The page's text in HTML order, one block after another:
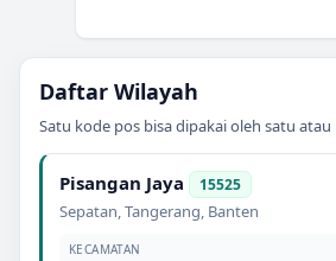
Daftar Wilayah
Satu kode pos bisa dipakai oleh satu
Pisangan Jaya 15525
Sepatan,Tangerang, Banten
KECAMATAN